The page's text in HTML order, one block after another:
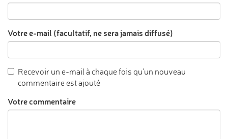
Votre e-mail (facultatif, ne sera jamais diffusé)
Recevoir un e-mail à chaque fois qu'un nouveau
commentaire est ajouté
Votre commentaire